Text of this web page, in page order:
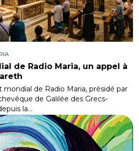
de Radio Maria, un appel à
de Radio Maria, présidé par
de Galilée des Grecs-
la…